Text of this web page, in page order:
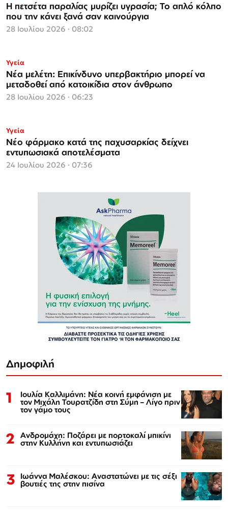
Η πετσέτα παραλίας μυρίζει υγρασία; Το απλό κόλπο
που την κάνει ξανά σαν καινούργια
28 Ιουλίου 2026 · 08:02
Υγεία
Νέα μελέτη: Επικίνδυνο υπερβακτήριο μπορεί να
μεταδοθεί από κατοικίδια στον άνθρωπο
28 Ιουλίου 2026 · 06:23
Υγεία
Νέο φάρμακο κατά της παχυσαρκίας δείχνει
εντυπωσιακά αποτελέσματα
24 Ιουλίου 2026 · 07:36
Δημοφιλή
1 Ιουλία Καλλιμάνη: Νέα κοινή εμφάνιση με
τον Μιχάλη Τουρατζίδη στη Σύμη – Λίγο πριν
τον γάμο τους
2 Ανδρομάχη: Ποζάρει με πορτοκαλί μπικίνι
στην Κυλλήνη και εντυπωσιάζει
3 Ιωάννα Μαλέσκου: Αναστατώνει με τις σέξι
βουτιές της στην πισίνα